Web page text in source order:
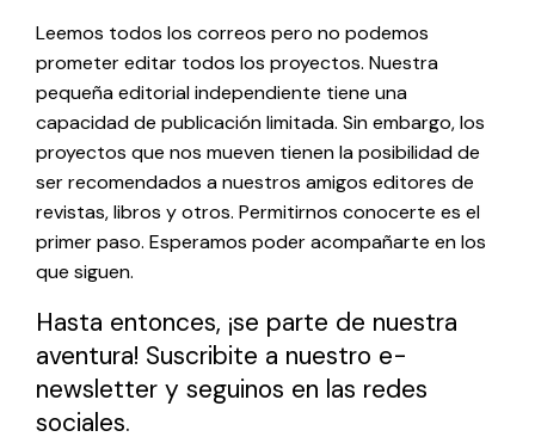
Leemos todos los correos pero no podemos
prometer editar todos los proyectos. Nuestra
pequeña editorial independiente tiene una
capacidad de publicación limitada. Sin embargo, los
proyectos que nos mueven tienen la posibilidad de
ser recomendados a nuestros amigos editores de
revistas, libros y otros. Permitirnos conocerte es el
primer paso. Esperamos poder acompañarte en los
que siguen.
Hasta entonces, ¡se parte de nuestra
aventura! Suscribite a nuestro e-
newsletter y seguinos en las redes
sociales.